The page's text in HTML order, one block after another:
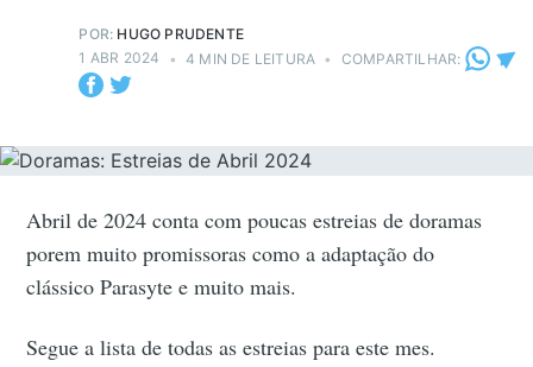
POR: HUGO PRUDENTE
1 ABR 2024
• 4 MIN DE LEITURA • COMPARTILHAR:
Abril de 2024 conta com poucas estreias de doramas
porem muito promissoras como a adaptação do
clássico Parasyte e muito mais.
Segue a lista de todas as estreias para este mes.